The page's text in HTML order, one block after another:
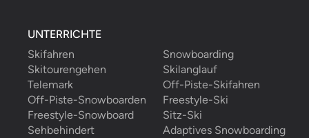
UNTERRICHTE
Skifahren
Snowboarding
Skitourengehen
Skilanglauf
Telemark
Off-Piste-Skifahren
Off-Piste-Snowboarden
Freestyle-Ski
Freestyle-Snowboard
Sitz-Ski
Sehbehindert
Adaptives Snowboarding